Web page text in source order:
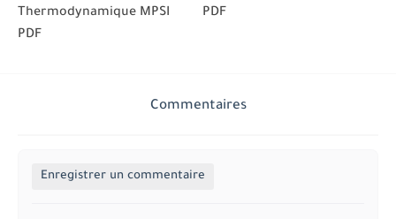
Thermodynamique MPSI
PDF
PDF
Commentaires
Enregistrer un commentaire